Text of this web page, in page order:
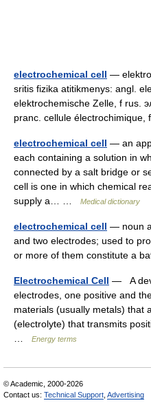
electrochemical cell —
sritis fizika atitikmenys: angl.
elektrochemische Zelle, f rus.
pranc. cellule
electrochemical cell — an
each containing a solution in
connected by a salt bridge or
cell is one in which chemical
supply a… …
Medical dictionary
electrochemical cell — noun
and two electrodes; used to
or more of them constitute a
Electrochemical Cell — A
electrodes, one positive and
materials (usually metals) that
(electrolyte) that transmits
Energy terms
© Academic, 2000-2026
Contact us: Technical Support Advertising